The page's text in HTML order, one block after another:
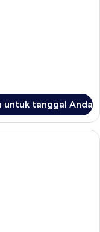
untuk tanggal Anda
tempat tidur bayi